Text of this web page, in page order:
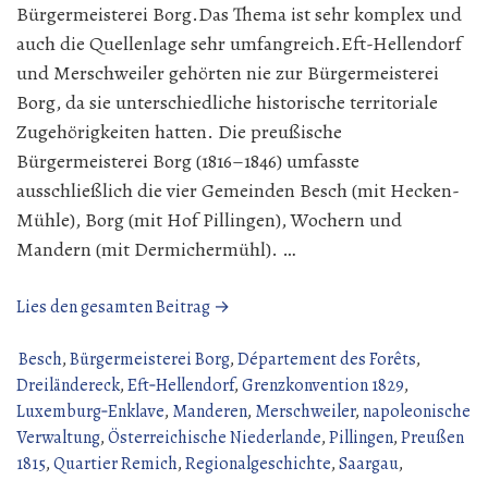
Bürgermeisterei Borg.Das Thema ist sehr komplex und
auch die Quellenlage sehr umfangreich.Eft-Hellendorf
und Merschweiler gehörten nie zur Bürgermeisterei
Borg, da sie unterschiedliche historische territoriale
Zugehörigkeiten hatten. Die preußische
Bürgermeisterei Borg (1816–1846) umfasste
ausschließlich die vier Gemeinden Besch (mit Hecken-
Mühle), Borg (mit Hof Pillingen), Wochern und
Mandern (mit Dermichermühl). …
Lies den gesamten Beitrag →
einiger
Orte
der
Grenzregion.“
Besch,Bürgermeisterei Borg,Département des Forêts,
Dreiländereck,Eft‑Hellendorf,Grenzkonvention 1829,
Luxemburg‑Enklave, Manderen, Merschweiler,napoleonische
Verwaltung,Österreichische Niederlande,Pillingen,Preußen
1815,Quartier Remich,Regionalgeschichte,Saargau,